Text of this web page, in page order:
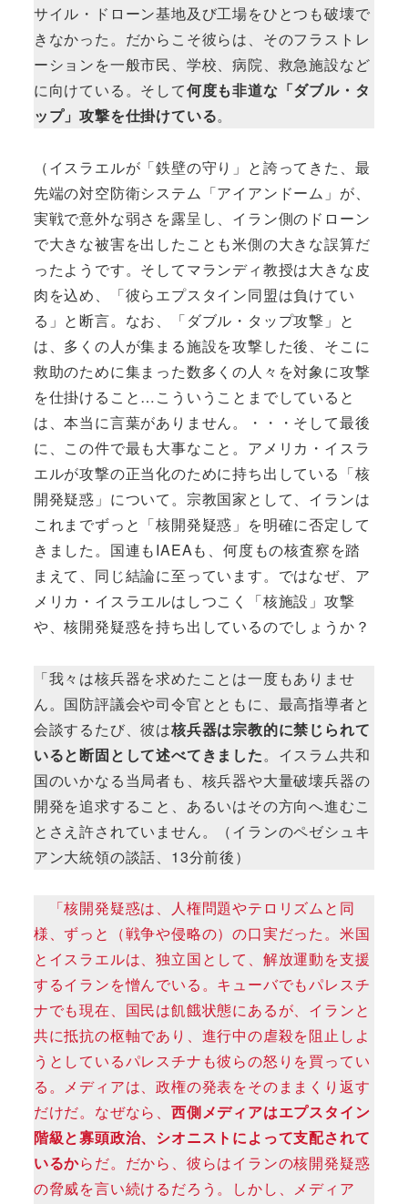
サイル・ドローン基地及び工場をひとつも破壊で
きなかった。だからこそ彼らは、そのフラストレ
ーションを一般市民、学校、病院、救急施設など
に向けている。そして何度も非道な「ダブル・タ
ップ」攻撃を仕掛けている。
（イスラエルが「鉄壁の守り」と誇ってきた、最
先端の対空防衛システム「アイアンドーム」が、
実戦で意外な弱さを露呈し、イラン側のドローン
で大きな被害を出したことも米側の大きな誤算だ
ったようです。そしてマランディ教授は大きな皮
肉を込め、「彼らエプスタイン同盟は負けてい
る」と断言。なお、「ダブル・タップ攻撃」と
は、多くの人が集まる施設を攻撃した後、そこに
救助のために集まった数多くの人々を対象に攻撃
を仕掛けること…こういうことまでしていると
は、本当に言葉がありません。・・・そして最後
に、この件で最も大事なこと。アメリカ・イスラ
エルが攻撃の正当化のために持ち出している「核
開発疑惑」について。宗教国家として、イランは
これまでずっと「核開発疑惑」を明確に否定して
きました。国連もIAEAも、何度もの核査察を踏
まえて、同じ結論に至っています。ではなぜ、ア
メリカ・イスラエルはしつこく「核施設」攻撃
や、核開発疑惑を持ち出しているのでしょうか？
「我々は核兵器を求めたことは一度もありませ
ん。国防評議会や司令官とともに、最高指導者と
会談するたび、彼は核兵器は宗教的に禁じられて
いると断固として述べてきました。イスラム共和
国のいかなる当局者も、核兵器や大量破壊兵器の
開発を追求すること、あるいはその方向へ進むこ
とさえ許されていません。（イランのペゼシュキ
アン大統領の談話、13分前後）
「核開発疑惑は、人権問題やテロリズムと同
様、ずっと（戦争や侵略の）の口実だった。米国
とイスラエルは、独立国として、解放運動を支援
するイランを憎んでいる。キューバでもパレスチ
ナでも現在、国民は飢餓状態にあるが、イランと
共に抵抗の枢軸であり、進行中の虐殺を阻止しよ
うとしているパレスチナも彼らの怒りを買ってい
る。メディアは、政権の発表をそのままくり返す
だけだ。なぜなら、 西側メディアはエプスタイン
階級と寡頭政治、シオニストによって支配されて
いるからだ。だから、彼らはイランの核開発疑惑
の脅威を言い続けるだろう。しかし、メディア